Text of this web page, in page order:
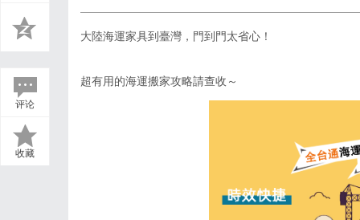
评论
收藏
大陸海運家具到臺灣，門到門太省心！
超有用的海運搬家攻略請查收～